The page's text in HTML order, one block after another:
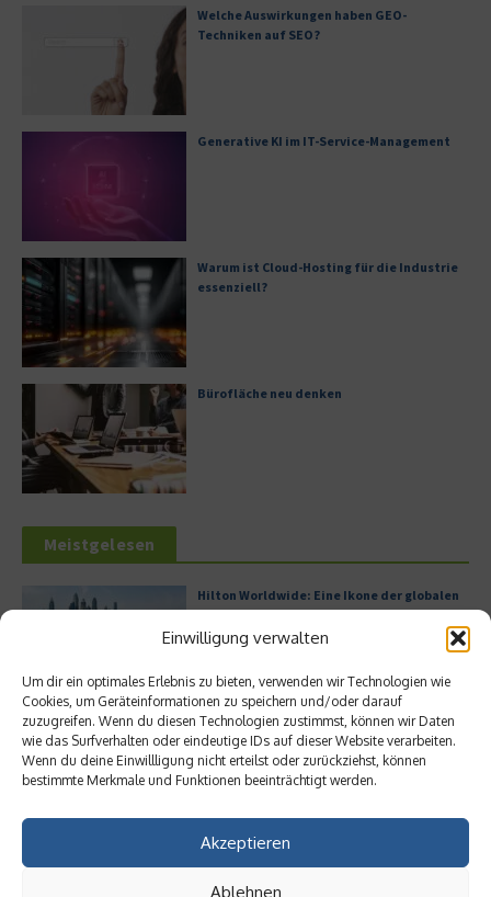
Einwilligung verwalten
Um dir ein optimales Erlebnis zu bieten, verwenden wir Technologien wie
Cookies, um Geräteinformationen zu speichern und/oder darauf
zuzugreifen. Wenn du diesen Technologien zustimmst, können wir Daten
wie das Surfverhalten oder eindeutige IDs auf dieser Website verarbeiten.
Wenn du deine Einwillligung nicht erteilst oder zurückziehst, können
bestimmte Merkmale und Funktionen beeinträchtigt werden.
Akzeptieren
Ablehnen
Welche Auswirkungen haben GEO-
Techniken auf SEO?
Generative KI im IT-Service-Management
Warum ist Cloud-Hosting für die Industrie
essenziell?
Bürofläche neu denken
Meistgelesen
Hilton Worldwide: Eine Ikone der globalen
Hotellerie im Wandel der Zeit
Leitfaden zur Eröffnung eines
Geschäftskontos für kleine Unternehmen
Digitalisierung als Wettbewerbsvorteil